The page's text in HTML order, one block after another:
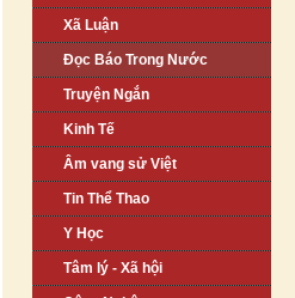
Xã Luận
Đọc Báo Trong Nước
Truyện Ngắn
Kinh Tế
Âm vang sử Việt
Tin Thể Thao
Y Học
Tâm lý - Xã hội